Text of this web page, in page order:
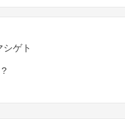
シゲト
?